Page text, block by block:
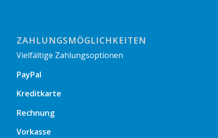
ZAHLUNGSMÖGLICHKEITEN
Vielfältige Zahlungsoptionen
PayPal
Kreditkarte
Rechnung
Vorkasse